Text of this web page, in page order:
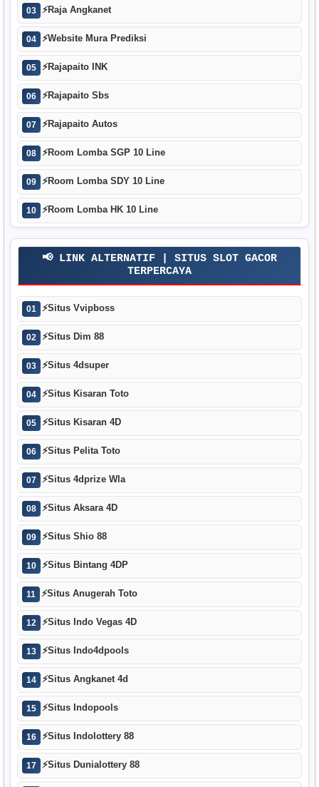
03 ⚡Raja Angkanet
04 ⚡Website Mura Prediksi
05 ⚡Rajapaito INK
06 ⚡Rajapaito Sbs
07 ⚡Rajapaito Autos
08 ⚡Room Lomba SGP 10 Line
09 ⚡Room Lomba SDY 10 Line
10 ⚡Room Lomba HK 10 Line
📢 LINK ALTERNATIF | SITUS SLOT GACOR
TERPERCAYA
01 ⚡Situs Vvipboss
02 ⚡Situs Dim 88
03 ⚡Situs 4dsuper
04 ⚡Situs Kisaran Toto
05 ⚡Situs Kisaran 4D
06 ⚡Situs Pelita Toto
07 ⚡Situs 4dprize Wla
08 ⚡Situs Aksara 4D
09 ⚡Situs Shio 88
10 ⚡Situs Bintang 4DP
11 ⚡Situs Anugerah Toto
12 ⚡Situs Indo Vegas 4D
13 ⚡Situs Indo4dpools
14 ⚡Situs Angkanet 4d
15 ⚡Situs Indopools
16 ⚡Situs Indolottery 88
17 ⚡Situs Dunialottery 88